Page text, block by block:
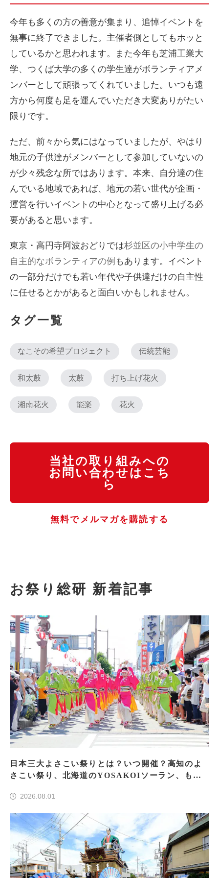
今年も多くの方の善意が集まり、追悼イベントを
無事に終了できました。主催者側としてもホッと
しているかと思われます。また今年も芝浦工業大
学、つくば大学の多くの学生達がボランティアメ
ンバーとして頑張ってくれていました。いつも遠
方から何度も足を運んでいただき大変ありがたい
限りです。
ただ、前々から気にはなっていましたが、やはり
地元の子供達がメンバーとして参加していないの
が少々残念な所ではあります。本来、自分達の住
んでいる地域であれば、地元の若い世代が企画・
運営を行いイベントの中心となって盛り上げる必
要があると思います。
東京・高円寺阿波おどりでは杉並区の小中学生の
自主的なボランティアの例 もあります。イベント
の一部分だけでも若い年代や子供達だけの自主性
に任せるとかがあると面白いかもしれません。
タグ一覧
なこその希望プロジェクト 伝統芸能
和太鼓 太鼓 打ち上げ花火
湘南花火 能楽 花火
当社の取り組みへの
お問い合わせはこち
ら
無料でメルマガを購読する
お祭り総研 新着記事
日本三大よさこい祭りとは？いつ開催？高知のよ
さこい祭り、北海道のYOSAKOIソーラン、もう
2026.08.01